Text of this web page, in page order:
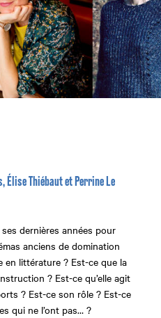
Élise Thiébaut et Perrine Le
dernières années pour
anciens de domination
en littérature ? Est-ce que la
? Est-ce qu’elle agit
? Est-ce son rôle ? Est-ce
qui ne l’ont pas… ?